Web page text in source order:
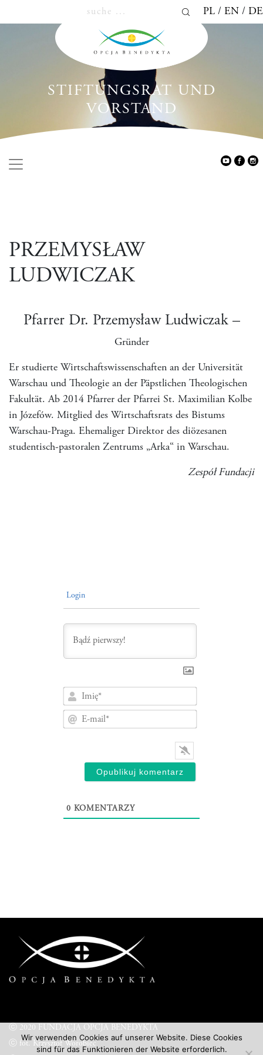
PL EN DE
STIFTUNGSRAT UND
VORSTAND
PRZEMYSŁAW
LUDWICZAK
Pfarrer Dr. Przemysław Ludwiczak –
Gründer
Er studierte Wirtschaftswissenschaften an der Universität
Warschau und Theologie an der Päpstlichen Theologischen
Fakultät. Ab 2014 Pfarrer der Pfarrei St. Maximilian Kolbe
in Józefów. Mitglied des Wirtschaftsrats des Bistums
Warschau-Praga. Ehemaliger Direktor des diözesanen
studentisch-pastoralen Zentrums „Arka“ in Warschau.
Zespół Fundacji
Login
mail*
0 KOMENTARZY
ⓒ 2020 FUNDACJA OPCJA BENEDYKTA
ⓒ fot. Krzysztof Worobiec
Wir verwenden Cookies auf unserer Website. Diese Cookies
sind für das Funktionieren der Website erforderlich.